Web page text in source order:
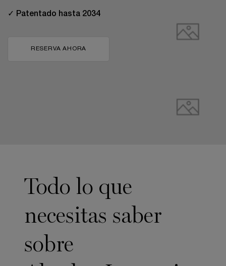
✓ Patentado hasta 2034
RESERVA AHORA
Todo lo que
necesitas saber
sobre